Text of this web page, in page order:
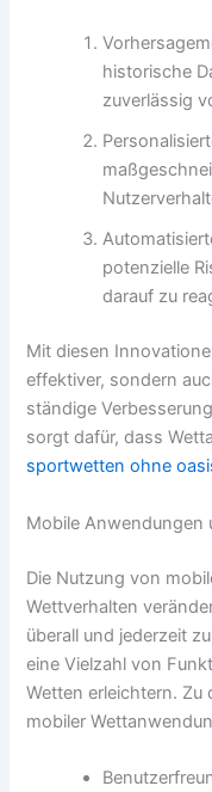
historische
zuverlässig
potenzielle
darauf zu
Mit diesen
effektiver, sondern
ständige
sorgt dafür, dass
sportwetten ohne
Mobile Anwendungen
Die Nutzung von
Wettverhalten
überall und jederzeit
eine Vielzahl von
Wetten erleichtern.
mobiler